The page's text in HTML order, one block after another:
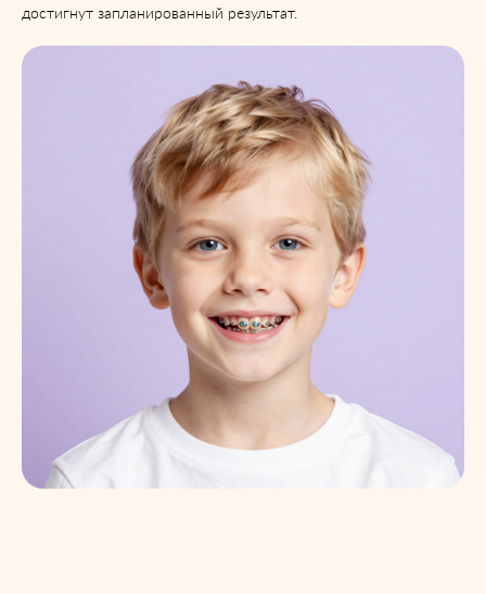
достигнут запланированный результат.